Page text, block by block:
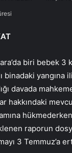
biri bebek 3
binadaki yangına
davada
hakkındaki
raporun
3 Temmuz’a